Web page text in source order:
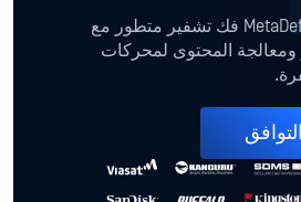
يوفر MetaDefender Kiosk فك تشفير متطور مع
ومعالجة المحتوى لمحركات